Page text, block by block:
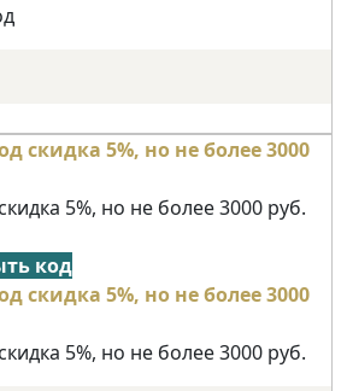
5%, но не более 3000 руб.
код
5%, но не более 3000 руб.